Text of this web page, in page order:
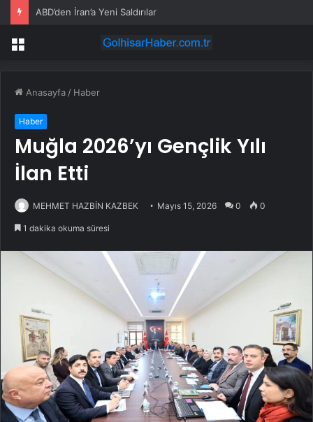
ABD’den İran’a Yeni Saldırılar
Menü
Anasayfa / Haber
Haber
Muğla 2026’yı Gençlik Yılı
İlan Etti
MEHMET HAZBİN KAZBEK Mayıs 15, 2026 0 0
1 dakika okuma süresi